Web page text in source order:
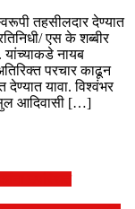
तहसीलदार देण्यात
एस के शब्बीर
यांच्याकडे नायब
परचार काढून
यावा. विश्वंभर
आदिवासी […]